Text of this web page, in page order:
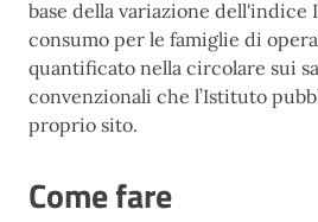
base della variazione dell'indice
consumo per le famiglie di
quantificato nella circolare sui
convenzionali che l’Istituto
proprio sito.
Come fare